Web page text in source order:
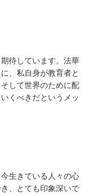
待しています。法華
、私自身が教育者と
して世界のために配
くべきだというメッ
生きている人々の心
、とても印象深いで